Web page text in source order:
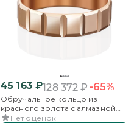
45 163₽128 372₽-65%
Обручальное кольцо из
красного золота с алмазной
гранью
Нет оценок